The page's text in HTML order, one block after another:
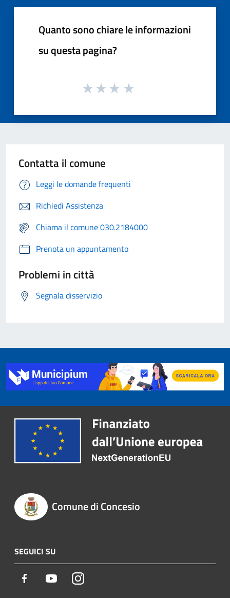
Quanto sono chiare le informazioni
su questa pagina?
Contatta il comune
Leggi le domande frequenti
Richiedi Assistenza
Chiama il comune 030.2184000
Prenota un appuntamento
Problemi in città
Segnala disservizio
Comune di Concesio
SEGUICI SU
Facebook YoutubeInstagram